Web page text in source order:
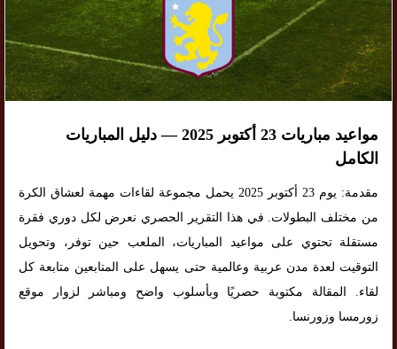
مواعيد مباريات 23 أكتوبر 2025 — دليل المباريات
الكامل
مقدمة: يوم 23 أكتوبر 2025 يحمل مجموعة لقاءات مهمة لعشاق الكرة
من مختلف البطولات. في هذا التقرير الحصري نعرض لكل دوري فقرة
مستقلة تحتوي على مواعيد المباريات، الملعب حين توفر، وتحويل
التوقيت لعدة مدن عربية وعالمية حتى يسهل على المتابعين متابعة كل
لقاء. المقالة مكتوبة حصريًا وبأسلوب واضح ومباشر لزوار موقع
زورمسا وزورنسا.